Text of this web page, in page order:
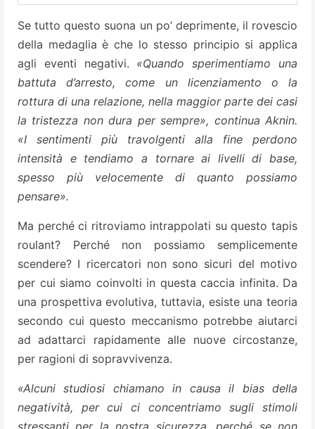
Se tutto questo suona un po’ deprimente, il rovescio
della medaglia è che lo stesso principio si applica
agli eventi negativi. «Quando sperimentiamo una
battuta d’arresto, come un licenziamento o la
rottura di una relazione, nella maggior parte dei casi
la tristezza non dura per sempre», continua Aknin.
«I sentimenti più travolgenti alla fine perdono
intensità e tendiamo a tornare ai livelli di base,
spesso più velocemente di quanto possiamo
pensare».
Ma perché ci ritroviamo intrappolati su questo tapis
roulant? Perché non possiamo semplicemente
scendere? I ricercatori non sono sicuri del motivo
per cui siamo coinvolti in questa caccia infinita. Da
una prospettiva evolutiva, tuttavia, esiste una teoria
secondo cui questo meccanismo potrebbe aiutarci
ad adattarci rapidamente alle nuove circostanze,
per ragioni di sopravvivenza.
«Alcuni studiosi chiamano in causa il bias della
negatività, per cui ci concentriamo sugli stimoli
stressanti per la nostra sicurezza, perché se non